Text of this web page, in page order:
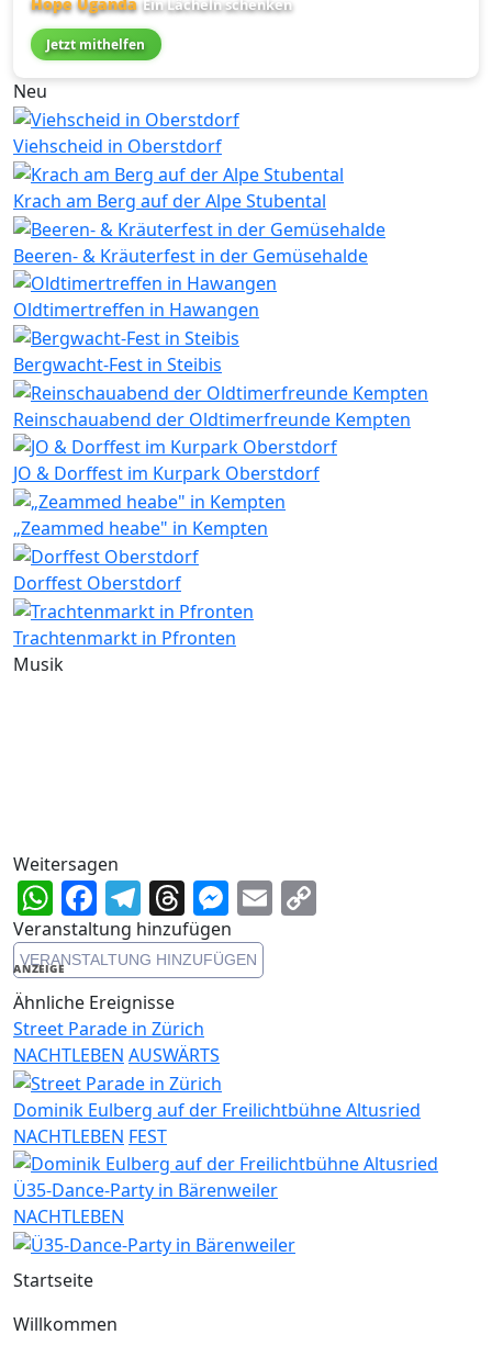
Ein Lächeln schenken
Jetzt mithelfen
Neu
Viehscheid in Oberstdorf
Krach am Berg auf der Alpe Stubental
Beeren- & Kräuterfest in der Gemüsehalde
Oldtimertreffen in Hawangen
Bergwacht-Fest in Steibis
Reinschauabend der Oldtimerfreunde Kempten
JO & Dorffest im Kurpark Oberstdorf
„Zeammed heabe" in Kempten
Dorffest Oberstdorf
Trachtenmarkt in Pfronten
Musik
Weitersagen
WhatsApp
Facebook
Telegram
Threads
Messenger
Email
Veranstaltung hinzufügen
VERANSTALTUNG HINZUFÜGEN
ANZEIGE
Ähnliche Ereignisse
Street Parade in Zürich
NACHTLEBEN AUSWÄRTS
Dominik Eulberg auf der Freilichtbühne Altusried
NACHTLEBEN FEST
Ü35-Dance-Party in Bärenweiler
NACHTLEBEN
Startseite
Willkommen